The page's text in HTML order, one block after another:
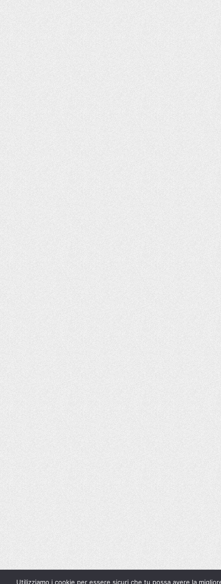
Utilizziamo i cookie per essere sicuri che tu possa avere la